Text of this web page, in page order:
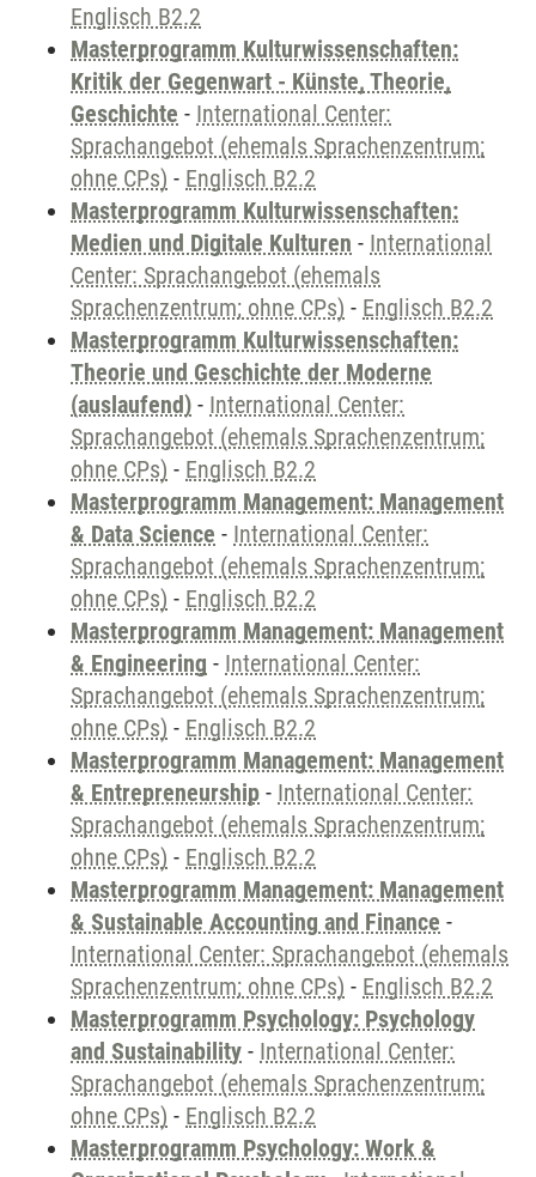
Englisch B2.2
Masterprogramm Kulturwissenschaften:
Kritik der Gegenwart - Künste, Theorie,
Geschichte - International Center:
Sprachangebot (ehemals Sprachenzentrum;
ohne CPs) - Englisch B2.2
Masterprogramm Kulturwissenschaften:
Medien und Digitale Kulturen - International
Center: Sprachangebot (ehemals
Sprachenzentrum; ohne CPs) - Englisch B2.2
Masterprogramm Kulturwissenschaften:
Theorie und Geschichte der Moderne
(auslaufend) - International Center:
Sprachangebot (ehemals Sprachenzentrum;
ohne CPs) - Englisch B2.2
Masterprogramm Management: Management
& Data Science - International Center:
Sprachangebot (ehemals Sprachenzentrum;
ohne CPs) - Englisch B2.2
Masterprogramm Management: Management
& Engineering - International Center:
Sprachangebot (ehemals Sprachenzentrum;
ohne CPs) - Englisch B2.2
Masterprogramm Management: Management
& Entrepreneurship - International Center:
Sprachangebot (ehemals Sprachenzentrum;
ohne CPs) - Englisch B2.2
Masterprogramm Management: Management
& Sustainable Accounting and Finance -
International Center: Sprachangebot (ehemals
Sprachenzentrum; ohne CPs) - Englisch B2.2
Masterprogramm Psychology: Psychology
and Sustainability - International Center:
Sprachangebot (ehemals Sprachenzentrum;
ohne CPs) - Englisch B2.2
Masterprogramm Psychology: Work &